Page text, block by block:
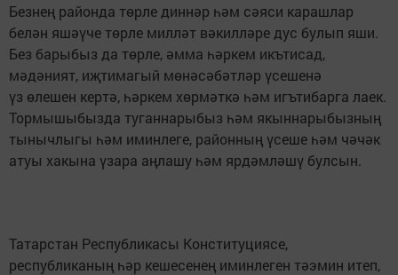
Безнең районда төрле диннәр һәм сәяси карашлар
белән яшәүче төрле милләт вәкилләре дус булып яши.
Без барыбыз да төрле, әмма һәркем икътисад,
мәдәният, иҗтимагый мөнәсәбәтләр үсешенә
үз өлешен кертә, һәркем хөрмәткә һәм игътибарга лаек.
Тормышыбызда туганнарыбыз һәм якыннарыбызның
тынычлыгы һәм иминлеге, районның үсеше һәм чәчәк
атуы хакына үзара аңлашу һәм ярдәмләшү булсын.
Татарстан Республикасы Конституциясе,
республиканың һәр кешесенең иминлеген тәэмин итеп,